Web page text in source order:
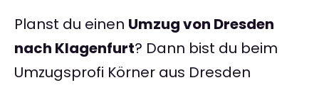
Planst du einen Umzug von Dresden
nach Klagenfurt? Dann bist du beim
Umzugsprofi Körner aus Dresden